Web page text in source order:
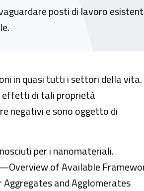
posti di lavoro
in quasi tutti i settori della vita.
effetti di tali proprietà
negativi e sono oggetto di
per i nanomateriali.
of Available
and Agglomerates